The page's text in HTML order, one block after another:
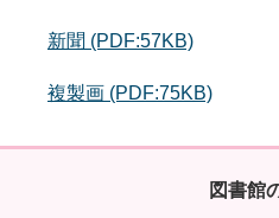
新聞 (PDF:57KB)
複製画 (PDF:75KB)
図書館